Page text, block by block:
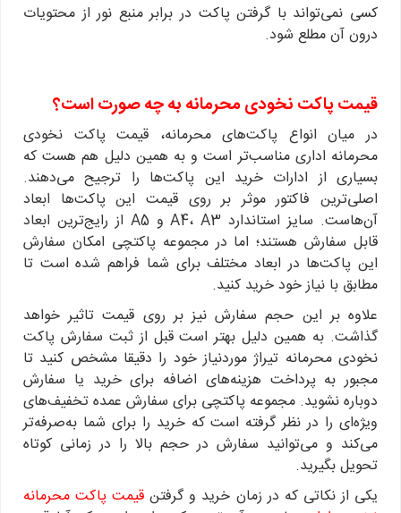
کسی نمی‌تواند با گرفتن پاکت در برابر منبع نور از محتویات
درون آن مطلع شود.
قیمت پاکت نخودی محرمانه به چه صورت است؟
در میان انواع پاکت‌های محرمانه، قیمت پاکت نخودی
محرمانه اداری مناسب‌تر است و به همین دلیل هم هست که
بسیاری از ادارات خرید این پاکت‌ها را ترجیح می‌دهند.
اصلی‌ترین فاکتور موثر بر روی قیمت این پاکت‌ها ابعاد
آن‌هاست. سایز استاندارد A4، A3 و A5 از رایج‌ترین ابعاد
قابل سفارش هستند؛ اما در مجموعه پاکتچی امکان سفارش
این پاکت‌ها در ابعاد مختلف برای شما فراهم شده است تا
مطابق با نیاز خود خرید کنید.
علاوه بر این حجم سفارش نیز بر روی قیمت تاثیر خواهد
گذاشت. به همین دلیل بهتر است قبل از ثبت سفارش پاکت
نخودی محرمانه تیراژ موردنیاز خود را دقیقا مشخص کنید تا
مجبور به پرداخت هزینه‌های اضافه برای خرید یا سفارش
دوباره نشوید. مجموعه پاکتچی برای سفارش عمده تخفیف‌های
ویژه‌ای را در نظر گرفته است که خرید را برای شما به‌صرفه‌تر
می‌کند و می‌توانید سفارش در حجم بالا را در زمانی کوتاه
تحویل بگیرید.
یکی از نکاتی که در زمان خرید و گرفتن قیمت پاکت محرمانه